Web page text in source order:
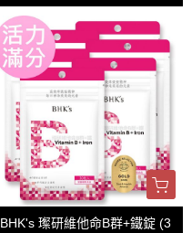
BHK's 璨研維他命B群+鐵錠 (3